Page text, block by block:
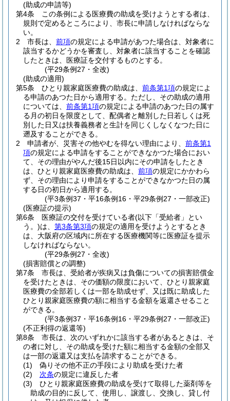
(助成の申請等)
第4条
この条例による医療費の助成を受けようとする者は、
規則で定めるところにより、市長に申請しなければならな
い。
2
市長は、 前項の規定による申請があつた場合は、対象者に
該当するかどうかを審査し、対象者に該当することを確認
したときは、医療証を交付するものとする。
(平29条例27・全改)
(助成の適用)
第5条
ひとり親家庭医療費の助成は、 前条第1項の規定によ
る申請のあつた日から適用する。 ただし、その助成の適用
については、 前条第1項の規定による申請のあつた日の属す
る月の初日を限度として、配偶者と離別した日若しくは死
別した日又は扶養義務者と生計を同じくしなくなつた日に
遡及することができる。
2
申請者が、災害その他やむを得ない理由により、 前条第1
項の規定による申請をすることができなかつた場合におい
て、その理由がやんだ後15日以内にその申請をしたとき
は、ひとり親家庭医療費の助成は、 前項の規定にかかわら
ず、その理由により申請をすることができなかつた日の属
する日の初日から適用する。
(平3条例37・平16条例16・平29条例27・一部改正)
(医療証の提示)
第6条
医療証の交付を受けている者(以下「受給者」とい
う。)は、 第3条第3項の規定の適用を受けようとするとき
は、大阪府の区域内に所在する医療機関等に医療証を提示
しなければならない。
(平29条例27・全改)
(損害賠償との調整)
第7条
市長は、受給者が疾病又は負傷についての損害賠償金
を受けたときは、その価額の限度において、ひとり親家庭
医療費の全部若しくは一部を助成せず、又は既に助成した
ひとり親家庭医療費の額に相当する金額を返還させること
ができる。
(平3条例37・平16条例16・平29条例27・一部改正)
(不正利得の返還等)
第8条
市長は、次のいずれかに該当する者があるときは、そ
の者に対し、その助成を受けた額に相当する金額の全部又
は一部の返還又は支払を請求することができる。
(1)
偽りその他不正の手段により助成を受けた者
(2)
次条の規定に違反した者
(3)
ひとり親家庭医療費の助成を受けて取得した薬剤等を
助成の目的に反して、使用し、譲渡し、交換し、貸し付